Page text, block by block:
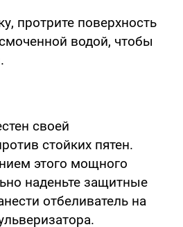
протрите поверхность
водой, чтобы
своей
стойких пятен.
этого мощного
наденьте защитные
отбеливатель на